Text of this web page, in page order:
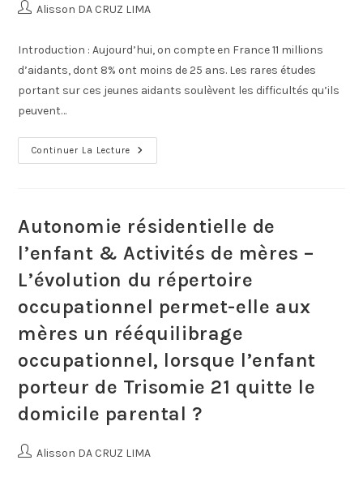
Alisson DA CRUZ LIMA
Introduction : Aujourd’hui, on compte en France 11 millions
d’aidants, dont 8% ont moins de 25 ans. Les rares études
portant sur ces jeunes aidants soulèvent les difficultés qu’ils
peuvent…
Continuer La Lecture
Autonomie résidentielle de
l’enfant & Activités de mères –
L’évolution du répertoire
occupationnel permet-elle aux
mères un rééquilibrage
occupationnel, lorsque l’enfant
porteur de Trisomie 21 quitte le
domicile parental ?
Alisson DA CRUZ LIMA